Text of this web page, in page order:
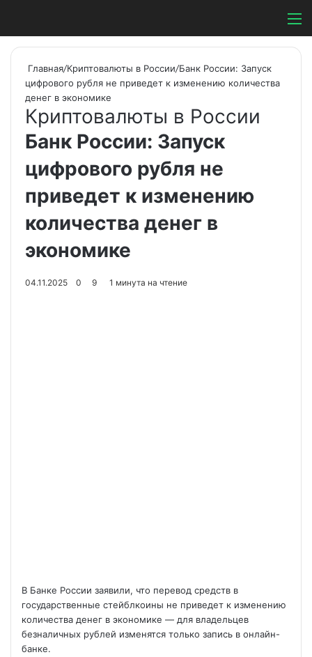
Switch skin
Главная/Криптовалюты в России/Банк России: Запуск
цифрового рубля не приведет к изменению количества
денег в экономике
Криптовалюты в России
Банк России: Запуск
цифрового рубля не
приведет к изменению
количества денег в
экономике
04.11.2025 0 9 1 минута на чтение
В Банке России заявили, что перевод средств в
государственные стейблкоины не приведет к изменению
количества денег в экономике — для владельцев
безналичных рублей изменятся только запись в онлайн-
банке.